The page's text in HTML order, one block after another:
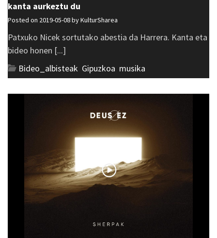
kanta aurkeztu du
Posted on 2019-05-08 byKulturSharea
Patxuko Nicek sortutako abestia da Harrera. Kanta eta
bideo honen [...]
Bideo_albisteak Gipuzkoa musika